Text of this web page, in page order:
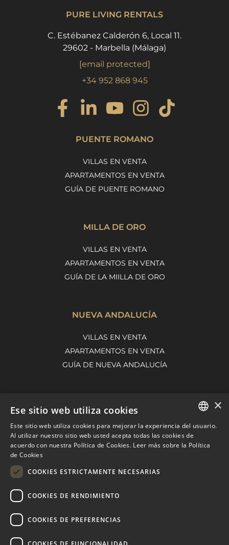
PURE LIVING RENTALS
C. Estébanez Calderón 6, Local 11.
29602 - Marbella (Málaga)
[email protected]
+34 952 868 945
PUENTE ROMANO
VILLAS EN VENTA
APARTAMENTOS EN VENTA
GUÍA DE PUENTE ROMANO
MILLA DE ORO
VILLAS EN VENTA
APARTAMENTOS EN VENTA
GUÍA DE LA MIILLA DE ORO
NUEVA ANDALUCÍA
VILLAS EN VENTA
APARTAMENTOS EN VENTA
GUÍA DE NUEVA ANDALUCÍA
VILLAS EN VENTA
APARTAMENTOS EN VENTA
SPANISH
×
Ese sitio web utiliza cookies
Este sitio web utiliza cookies para mejorar la experiencia del usuario.
Al utilizar nuestro sitio web usted acepta todas las cookies de
acuerdo con nuestra Política de Cookies. Leer más sobre la Política
de Cookies
COOKIES ESTRICTAMENTE NECESARIAS
COOKIES DE RENDIMIENTO
COOKIES DE PREFERENCIAS